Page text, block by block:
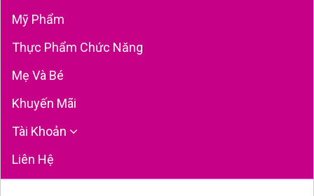
Mỹ Phẩm
Thực Phẩm Chức Năng
Mẹ Và Bé
Khuyến Mãi
Tài Khoản
Liên Hệ